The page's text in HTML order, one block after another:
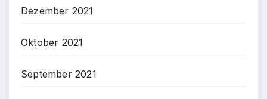
Dezember 2021
Oktober 2021
September 2021